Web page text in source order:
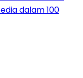
dalam 100